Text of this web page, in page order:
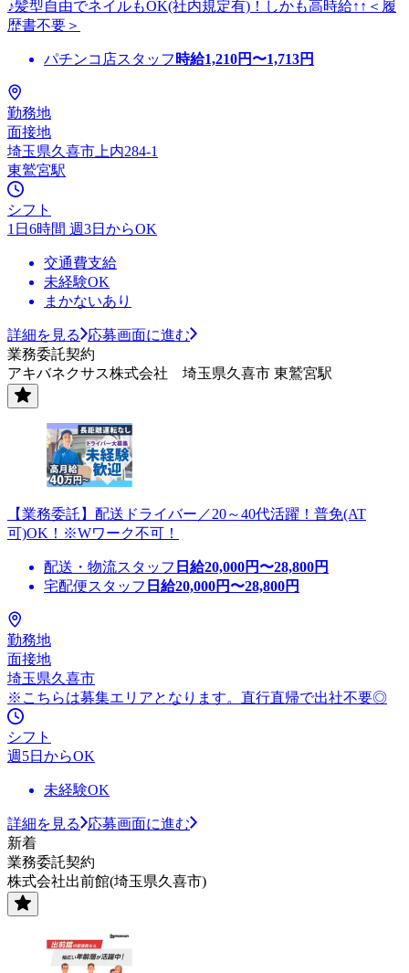
♪髪型自由でネイルもOK(社内規定有)！しかも高時給↑↑＜履
歴書不要＞
パチンコ店スタッフ 時給1,210円〜1,713円
勤務地
面接地
埼玉県久喜市上内284-1
東鷲宮駅
シフト
1日6時間 週3日からOK
交通費支給
未経験OK
まかないあり
詳細を見る
応募画面に進む
業務委託契約
アキバネクサス株式会社 埼玉県久喜市 東鷲宮駅
【業務委託】配送ドライバー／20～40代活躍！普免(AT
可)OK！※Wワーク不可！
配送・物流スタッフ 日給20,000円〜28,800円
宅配便スタッフ 日給20,000円〜28,800円
勤務地
面接地
埼玉県久喜市
※こちらは募集エリアとなります。直行直帰で出社不要◎
シフト
週5日からOK
未経験OK
詳細を見る
応募画面に進む
新着
業務委託契約
株式会社出前館(埼玉県久喜市)